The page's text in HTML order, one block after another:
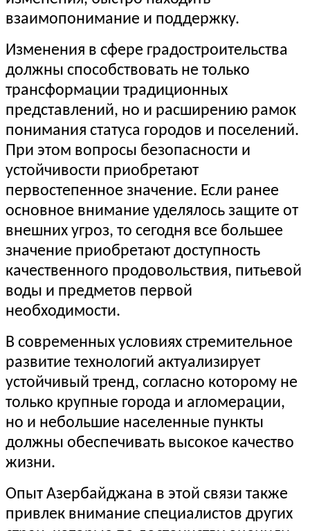
взаимопонимание и поддержку.
Изменения в сфере градостроительства
должны способствовать не только
трансформации традиционных
представлений, но и расширению рамок
понимания статуса городов и поселений.
При этом вопросы безопасности и
устойчивости приобретают
первостепенное значение. Если ранее
основное внимание уделялось защите от
внешних угроз, то сегодня все большее
значение приобретают доступность
качественного продовольствия, питьевой
воды и предметов первой
необходимости.
В современных условиях стремительное
развитие технологий актуализирует
устойчивый тренд, согласно которому не
только крупные города и агломерации,
но и небольшие населенные пункты
должны обеспечивать высокое качество
жизни.
Опыт Азербайджана в этой связи также
привлек внимание специалистов других